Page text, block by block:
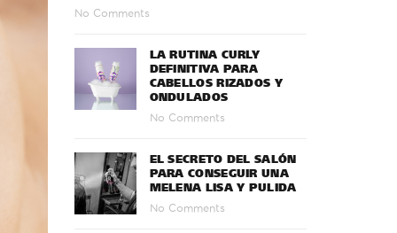
No Comments
LA RUTINA CURLY
DEFINITIVA PARA
CABELLOS RIZADOS Y
ONDULADOS
No Comments
EL SECRETO DEL SALÓN
PARA CONSEGUIR UNA
MELENA LISA Y PULIDA
No Comments